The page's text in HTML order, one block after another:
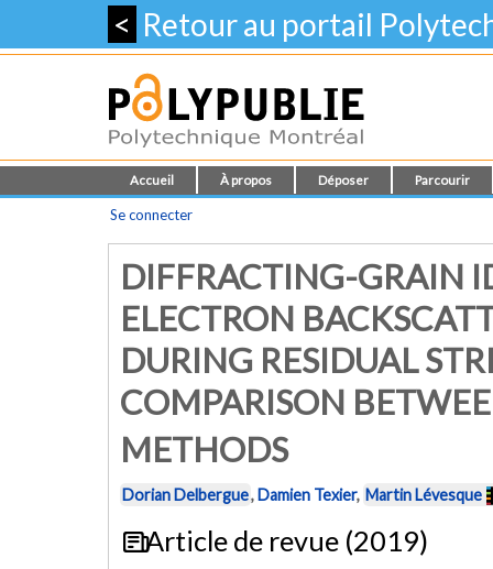
< Retour au portail
Accueil À propos Déposer Parcourir
Se connecter
DIFFRACTING-GRAIN
ELECTRON
DURING RESIDUAL
COMPARISON
METHODS
Dorian Delbergue,Damien Texier, Martin Lévesque
Article de revue (2019)